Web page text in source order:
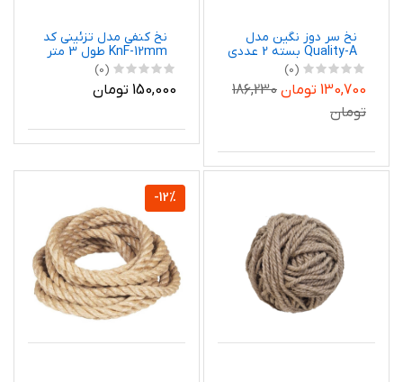
نخ سر دوز نگین مدل
Quality-A بسته 2 عددی
(0)
130,700 تومان
186,230
تومان
نخ کنفی مدل تزئینی کد
KnF-12mm طول 3 متر
(0)
150,000 تومان
-12%